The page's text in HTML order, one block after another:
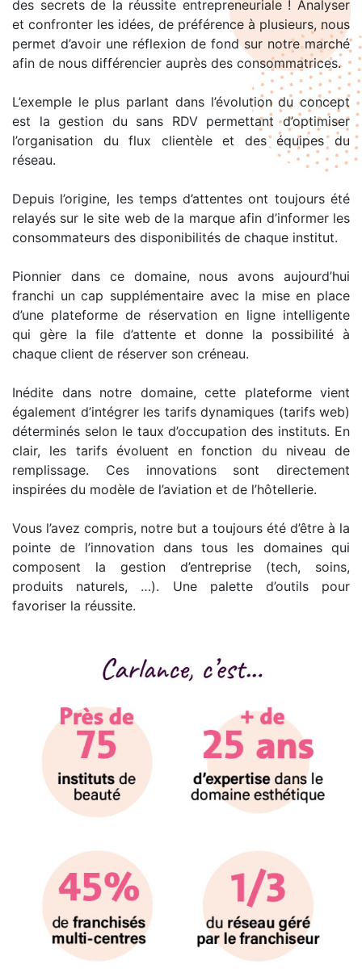
des secrets de la réussite entrepreneuriale ! Analyser
et confronter les idées, de préférence à plusieurs, nous
permet d’avoir une réflexion de fond sur notre marché
afin de nous différencier auprès des consommatrices.
L’exemple le plus parlant dans l’évolution du concept
est la gestion du sans RDV permettant d’optimiser
l’organisation du flux clientèle et des équipes du
réseau.
Depuis l’origine, les temps d’attentes ont toujours été
relayés sur le site web de la marque afin d’informer les
consommateurs des disponibilités de chaque institut.
Pionnier dans ce domaine, nous avons aujourd’hui
franchi un cap supplémentaire avec la mise en place
d’une plateforme de réservation en ligne intelligente
qui gère la file d’attente et donne la possibilité à
chaque client de réserver son créneau.
Inédite dans notre domaine, cette plateforme vient
également d’intégrer les tarifs dynamiques (tarifs web)
déterminés selon le taux d’occupation des instituts. En
clair, les tarifs évoluent en fonction du niveau de
remplissage. Ces innovations sont directement
inspirées du modèle de l’aviation et de l’hôtellerie.
Vous l’avez compris, notre but a toujours été d’être à la
pointe de l’innovation dans tous les domaines qui
composent la gestion d’entreprise (tech, soins,
produits naturels, …). Une palette d’outils pour
favoriser la réussite.